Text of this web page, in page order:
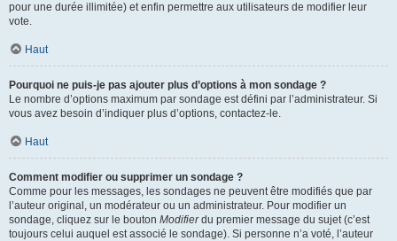
pour une durée illimitée) et enfin permettre aux utilisateurs de modifier leur
vote.
Haut
Pourquoi ne puis-je pas ajouter plus d’options à mon sondage ?
Le nombre d’options maximum par sondage est défini par l’administrateur. Si
vous avez besoin d’indiquer plus d’options, contactez-le.
Haut
Comment modifier ou supprimer un sondage ?
Comme pour les messages, les sondages ne peuvent être modifiés que par
l’auteur original, un modérateur ou un administrateur. Pour modifier un
sondage, cliquez sur le bouton Modifierdu premier message du sujet (c’est
toujours celui auquel est associé le sondage). Si personne n’a voté, l’auteur